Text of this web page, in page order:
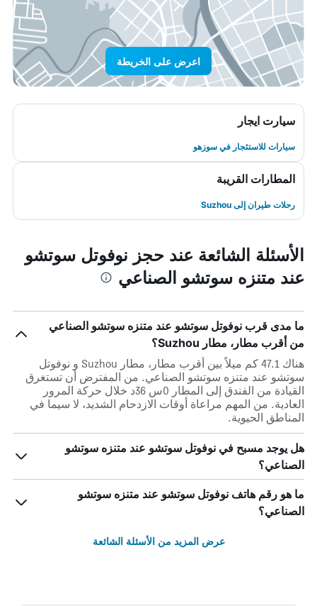
اعرض على الخريطة
سيارت ايجار
سيارات للاستئجار في سوزهو
المطارات القريبة
رحلات طيران إلى Suzhou
الأسئلة الشائعة عند حجز نوفوتل سوتشو
عند متنزه سوتشو الصناعي
ما مدى قرب نوفوتل سوتشو عند متنزه سوتشو الصناعي
من أقرب مطار، مطار Suzhou؟
هناك 47.1 كم ميلاً بين أقرب مطار، مطار Suzhou و نوفوتل
سوتشو عند متنزه سوتشو الصناعي. من المفترض أن تستغرق
القيادة من الفندق إلى المطار 0س 36د خلال حركة المرور
العادية. من المهم مراعاة أوقات الازدحام الشديد، لا سيما في
المناطق الحيوية.
هل يوجد مسبح في نوفوتل سوتشو عند متنزه سوتشو
الصناعي؟
ما هو رقم هاتف نوفوتل سوتشو عند متنزه سوتشو
الصناعي؟
عرض المزيد من الأسئلة الشائعة